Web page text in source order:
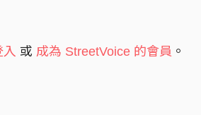
访 这样夜晚还能坚持多久
向远方 但黑夜
入 或 成為 StreetVoice 的會員 。